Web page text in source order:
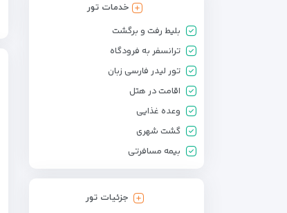
خدمات تور
بلیط رفت و برگشت
ترانسفر به فرودگاه
تور لیدر فارسی زبان
اقامت در هتل
وعده غذایی
گشت شهری
بیمه مسافرتی
جزئیات تور